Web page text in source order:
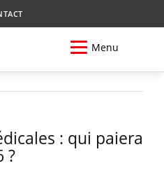
Menu
: qui paiera
?